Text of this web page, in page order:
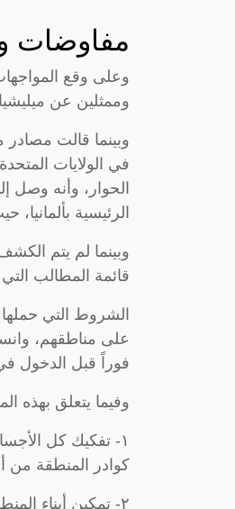
مفاوضات
وعلى وقع
وممثلين عن
وبينما قالت
في الولايات
الحوار، وأنه وصل
الرئيسية
وبينما لم يتم
قائمة المطالب
الشروط التي
على مناطقهم،
فوراً قبل الدخول
وفيما يتعلق بهذه
١- تفكيك كل
كوادر المنطقة من
٢- تمكين أبناء